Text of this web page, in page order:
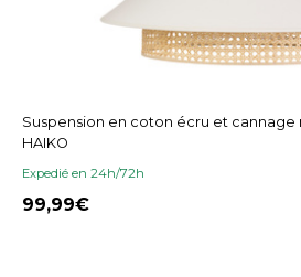
Suspension en coton écru et cannage
HAIKO
Expedié en 24h/72h
99,99